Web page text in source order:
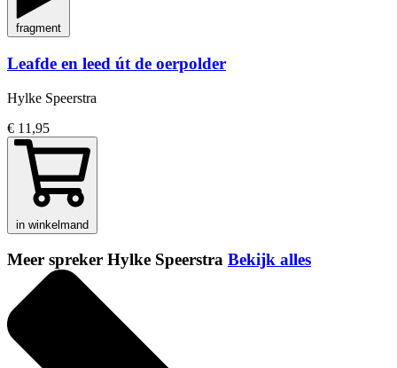
fragment
Leafde en leed út de oerpolder
Hylke Speerstra
€ 11,95
in winkelmand
Meer spreker Hylke Speerstra Bekijk alles